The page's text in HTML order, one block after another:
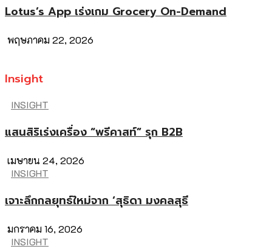
Lotus’s App เร่งเกม Grocery On-Demand
พฤษภาคม 22, 2026
Insight
INSIGHT
แสนสิริเร่งเครื่อง “พรีคาสท์” รุก B2B
เมษายน 24, 2026
INSIGHT
เจาะลึกกลยุทธ์ใหม่จาก ‘สุธิดา มงคลสุธี
มกราคม 16, 2026
INSIGHT